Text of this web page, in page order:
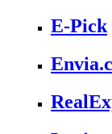
E-Pick